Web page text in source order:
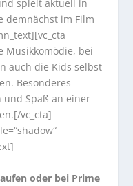
spielt aktuell in
demnächst im Film
Musikkomödie, bei
auch die Kids selbst
Besonderes
und Spaß an einer
vc_cta]
oder bei Prime